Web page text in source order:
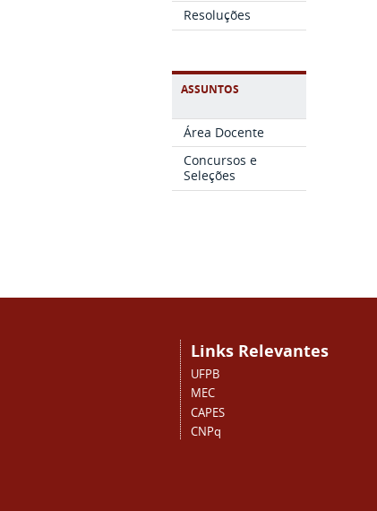
Resoluções
ASSUNTOS
Área Docente
Concursos e
Seleções
Links Relevantes
UFPB
MEC
CAPES
CNPq